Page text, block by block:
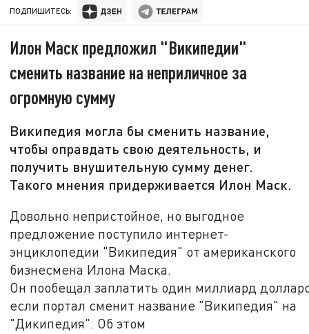
ПОДПИШИТЕСЬ:
Илон Маск предложил "Википедии"
сменить название на неприличное за
огромную сумму
Википедия могла бы сменить название,
чтобы оправдать свою деятельность, и
получить внушительную сумму денег.
Такого мнения придерживается Илон Маск.
Довольно непристойное, но выгодное
предложение поступило интернет-
энциклопедии "Википедия" от американского
бизнесмена Илона Маска.
Он пообещал заплатить один миллиард
если портал сменит название "Википедия" на
"Дикипедия". Об этом